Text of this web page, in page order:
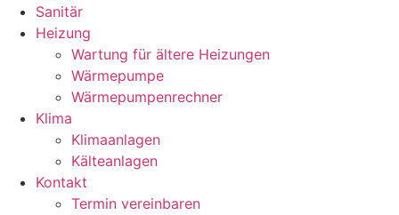
Sanitär
Heizung
Wartung für ältere Heizungen
Wärmepumpe
Wärmepumpenrechner
Klima
Klimaanlagen
Kälteanlagen
Kontakt
Termin vereinbaren